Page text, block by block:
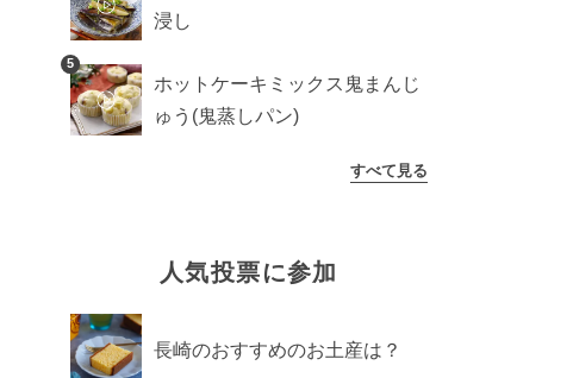
浸し
5
ホットケーキミックス鬼まんじ
ゅう(鬼蒸しパン)
すべて見る
人気投票に参加
長崎のおすすめのお土産は？